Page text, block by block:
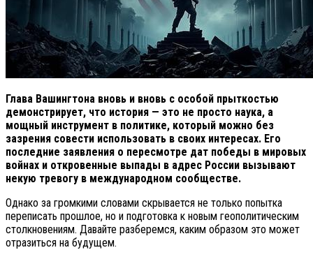
Глава Вашингтона вновь и вновь с особой прыткостью
демонстрирует, что история — это не просто наука, а
мощный инструмент в политике, который можно без
зазрения совести использовать в своих интересах. Его
последние заявления о пересмотре дат победы в мировых
войнах и откровенные выпады в адрес России вызывают
некую тревогу в международном сообществе.
Однако за громкими словами скрывается не только попытка
переписать прошлое, но и подготовка к новым геополитическим
столкновениям. Давайте разберемся, каким образом это может
отразиться на будущем.